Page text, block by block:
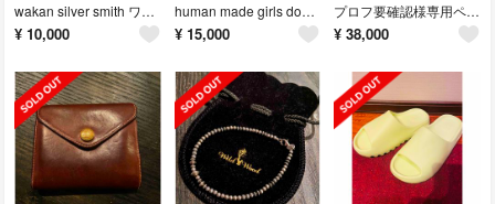
wakan silver smith ワカンシルバースミス シルバーフープピアス
¥ 10,000
human made girls dont cry コラボ 6パネル キャップ
¥ 15,000
プロフ要確認様専用ページ
¥ 38,000